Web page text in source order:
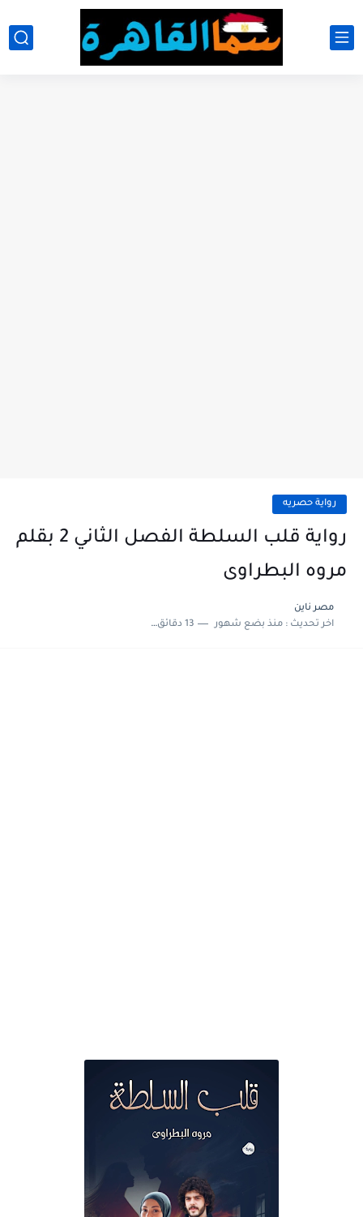
رواية حصريه
رواية قلب السلطة الفصل الثاني 2 بقلم
مروه البطراوى
مصر ناين
اخر تحديث :منذ بضع شهور 13 دقائق للقراءة